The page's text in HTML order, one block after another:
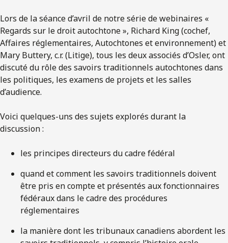
Lors de la séance d’avril de notre série de webinaires «
Regards sur le droit autochtone », Richard King (cochef,
Affaires réglementaires, Autochtones et environnement) et
Mary Buttery, c.r. (Litige), tous les deux associés d’Osler, ont
discuté du rôle des savoirs traditionnels autochtones dans
les politiques, les examens de projets et les salles
d’audience.
Voici quelques-uns des sujets explorés durant la
discussion :
les principes directeurs du cadre fédéral
quand et comment les savoirs traditionnels doivent
être pris en compte et présentés aux fonctionnaires
fédéraux dans le cadre des procédures
réglementaires
la manière dont les tribunaux canadiens abordent les